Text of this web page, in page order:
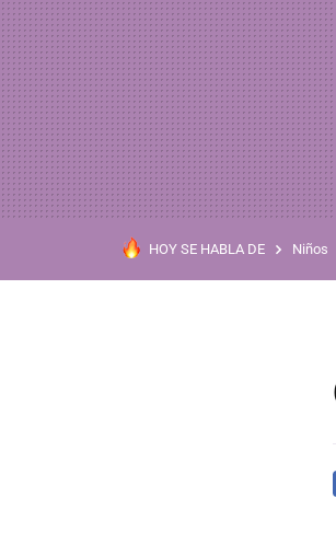
HOY SE HABLA DE Niños